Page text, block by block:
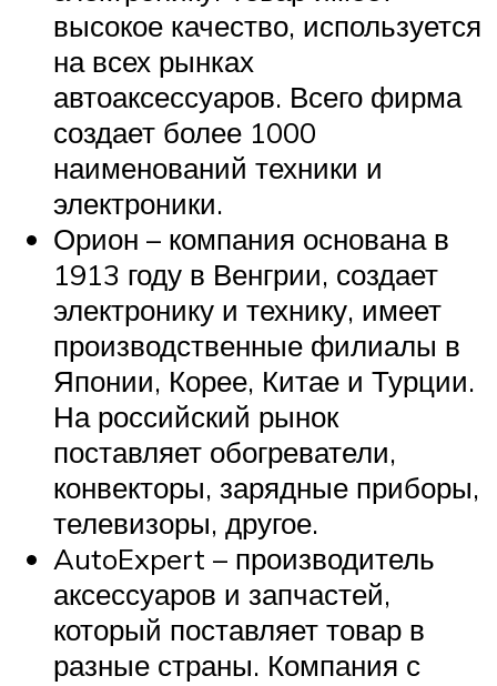
высокое качество, используется
на всех рынках
автоаксессуаров. Всего фирма
создает более 1000
наименований техники и
электроники.
Орион – компания основана в
1913 году в Венгрии, создает
электронику и технику, имеет
производственные филиалы в
Японии, Корее, Китае и Турции.
На российский рынок
поставляет обогреватели,
конвекторы, зарядные приборы,
телевизоры, другое.
AutoExpert – производитель
аксессуаров и запчастей,
который поставляет товар в
разные страны. Компания с